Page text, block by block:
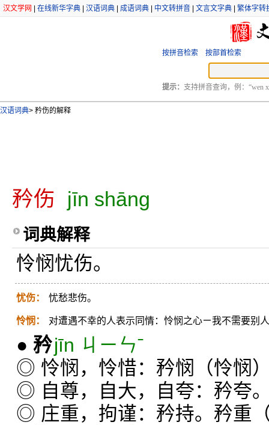
汉文学网 在线新华字典 汉语词典 成语词典 中文转拼音 文言文字典 繁体字转
按拼音检索 按部首检索
提示： 支持拼音查询，例：“wen
汉语词典> 矜伤的解释
矜伤 jīn shāng
词典解释
怜悯忧伤。
忧伤： 忧愁悲伤。
怜悯： 对遭遇不幸的人表示同情：怜悯之心ㄧ我不需要别
● 矜jīn ㄐㄧㄣˉ
◎ 怜悯，怜惜：矜悯（怜悯
◎ 自尊，自大，自夸：矜夸
◎ 庄重，拘谨：矜持。矜重